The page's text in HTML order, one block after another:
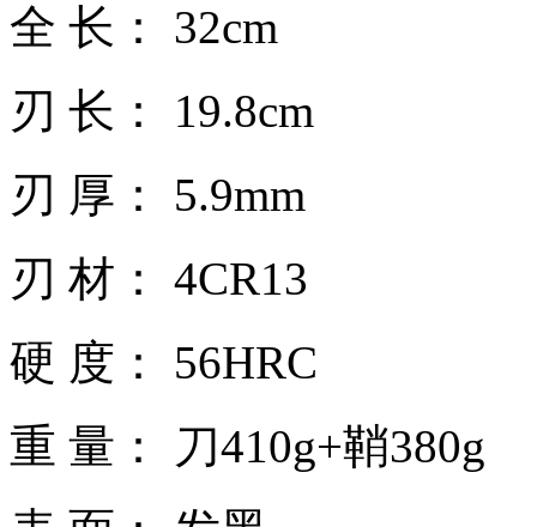
全 长： 32cm
刃 长： 19.8cm
刃 厚： 5.9mm
刃 材： 4CR13
硬 度： 56HRC
重 量： 刀410g+鞘380g